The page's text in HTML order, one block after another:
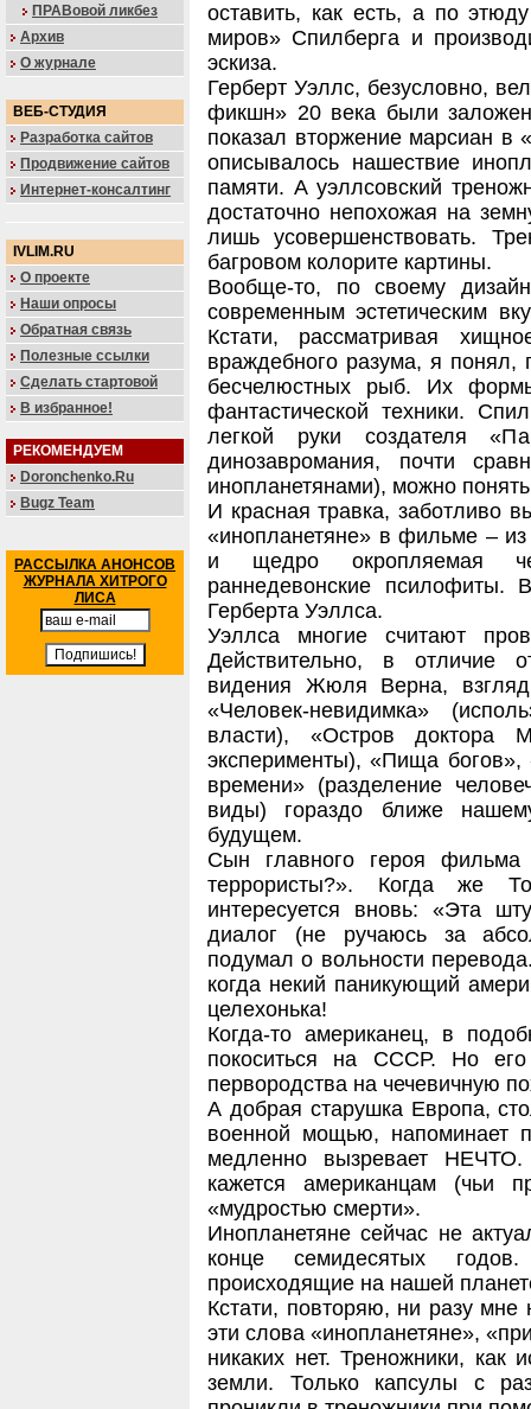
ПРАВовой ликбез
Архив
О журнале
ВЕБ-СТУДИЯ
Разработка сайтов
Продвижение сайтов
Интернет-консалтинг
IVLIM.RU
О проекте
Наши опросы
Обратная связь
Полезные ссылки
Сделать стартовой
В избранное!
РЕКОМЕНДУЕМ
Doronchenko.Ru
Bugz Team
РАССЫЛКА АНОНСОВ
ЖУРНАЛА ХИТРОГО
ЛИСА
оставить, как есть, а по
миров» Спилберга и
эскиза.
Герберт Уэллс, безусловно,
фикшн» 20 века были
показал вторжение марсиан в
описывалось нашествие
памяти. А уэллсовский
достаточно непохожая на
лишь усовершенствовать.
багровом колорите картины.
Вообще-то, по своему
современным эстетическим
Кстати, рассматривая
враждебного разума, я
бесчелюстных рыб. Их
фантастической техники.
легкой руки создателя
динозавромания, почти
инопланетянами), можно
И красная травка, заботливо
«инопланетяне» в фильме – из
и щедро окропляемая
раннедевонские псилофиты.
Герберта Уэллса.
Уэллса многие считают
Действительно, в отличие от
видения Жюля Верна,
«Человек-невидимка»
власти), «Остров доктора
эксперименты), «Пища
времени» (разделение
виды) гораздо ближе
будущем.
Сын главного героя фильма
террористы?». Когда же
интересуется вновь: «Эта
диалог (не ручаюсь за
подумал о вольности
когда некий паникующий
целехонька!
Когда-то американец, в
покоситься на СССР. Но
первородства на чечевичную
А добрая старушка Европа,
военной мощью, напоминает
медленно вызревает
кажется американцам (чьи
«мудростью смерти».
Инопланетяне сейчас не
конце семидесятых
происходящие на нашей
Кстати, повторяю, ни разу
эти слова «инопланетяне»,
никаких нет. Треножники, как
земли. Только капсулы с